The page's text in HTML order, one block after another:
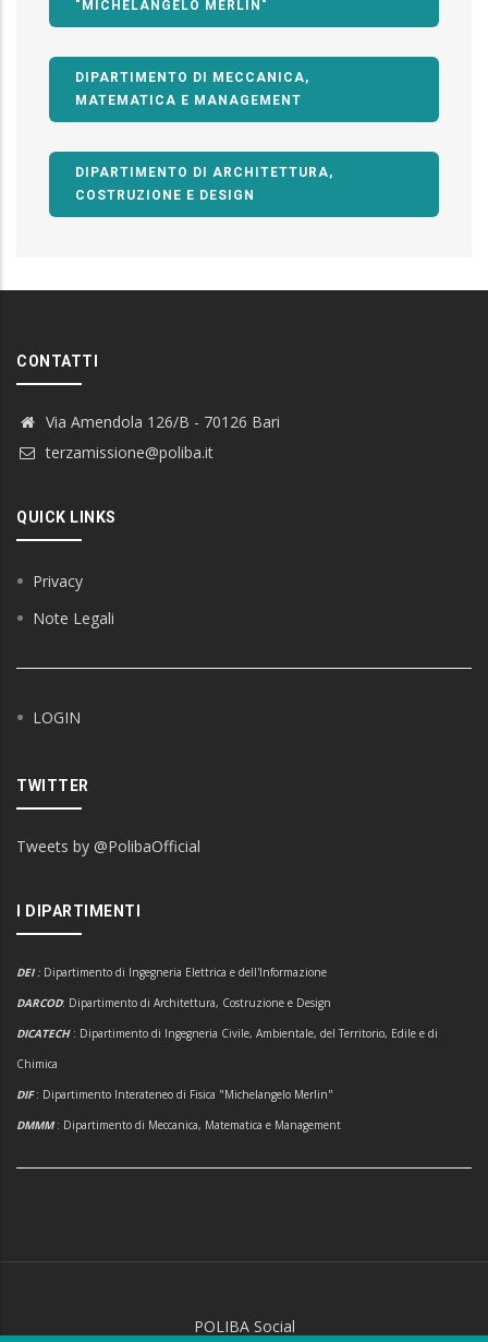
"MICHELANGELO MERLIN"
DIPARTIMENTO DI MECCANICA,
MATEMATICA E MANAGEMENT
DIPARTIMENTO DI ARCHITETTURA,
COSTRUZIONE E DESIGN
CONTATTI
Via Amendola 126/B - 70126 Bari
terzamissione@poliba.it
QUICK LINKS
Privacy
Note Legali
LOGIN
TWITTER
Tweets by @PolibaOfficial
I DIPARTIMENTI
DEI : Dipartimento di Ingegneria Elettrica e dell'Informazione
DARCOD: Dipartimento di Architettura, Costruzione e Design
DICATECH : Dipartimento di Ingegneria Civile, Ambientale, del Territorio, Edile e di
Chimica
DIF: Dipartimento Interateneo di Fisica "Michelangelo Merlin"
DMMM: Dipartimento di Meccanica, Matematica e Management
POLIBA Social